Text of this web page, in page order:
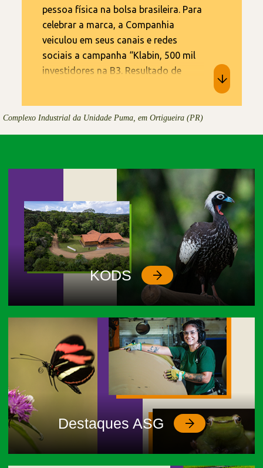
pessoa física na bolsa brasileira. Para
celebrar a marca, a Companhia
veiculou em seus canais e redes
sociais a campanha “Klabin, 500 mil
investidores na B3. Resultado de
divulgadas foram construídas a
investidores a escolherem a Klabin.
São eles: visão de futuro,
comunicação transparente, tradição
e sólidos resultados financeiros. Ao
longo do segundo semestre, seguiu
ampliando sua base e encerrou o ano
de 2023 com mais de 600 mil
investidores pessoa física na B3.
Cliqueaquie assista ao vídeo que
celebra a marca.
Complexo Industrial da Unidade Puma, em Ortigueira (PR)
KODS
Destaques ASG